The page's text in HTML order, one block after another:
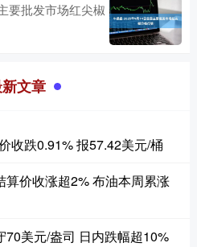
要批发市场红尖椒
文章
收跌0.91% 报57.42美元/桶
价收涨超2% 布油本周累涨
美元/盎司 日内跌幅超10%